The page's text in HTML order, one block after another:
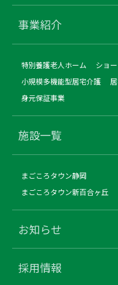
事業紹介
特別養護老人ホーム ショ
小規模多機能型居宅介護
身元保証事業
施設一覧
まごころタウン静岡
ア
まごころタウン新百合ヶ丘
お知らせ
採用情報